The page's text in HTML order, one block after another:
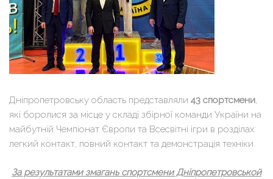
Дніпропетровську область представляли 43 спортсмени,
які боролися за місце у складі збірної команди України на
майбутній Чемпіонат Європи та Всесвітні ігри в розділах:
легкий контакт, повний контакт та демонстрація техніки.
За результатами змагань спортсмени Дніпропетровськой